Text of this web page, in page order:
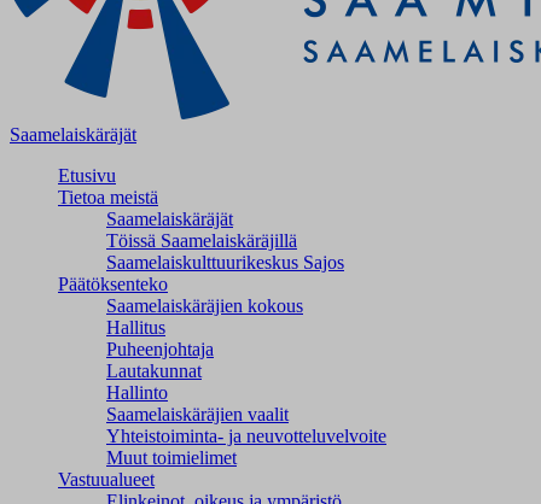
Saamelaiskäräjät
Etusivu
Tietoa meistä
Saamelaiskäräjät
Töissä Saamelaiskäräjillä
Saamelaiskulttuuri­keskus Sajos
Päätöksenteko
Saamelaiskäräjien kokous
Hallitus
Puheenjohtaja
Lautakunnat
Hallinto
Saamelaiskäräjien vaalit
Yhteistoiminta- ja neuvotteluvelvoite
Muut toimielimet
Vastuualueet